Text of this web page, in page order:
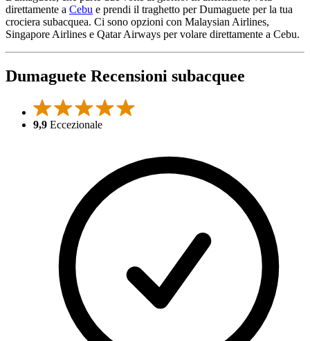
direttamente a Cebu e prendi il traghetto per Dumaguete per la tua
crociera subacquea. Ci sono opzioni con Malaysian Airlines,
Singapore Airlines e Qatar Airways per volare direttamente a Cebu.
Dumaguete Recensioni subacquee
9,9 Eccezionale